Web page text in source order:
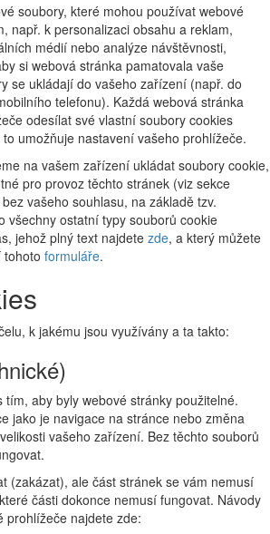
soubory, které mohou používat webové
např. k personalizaci obsahu a reklam,
médií nebo analýze návštěvnosti,
si webová stránka pamatovala vaše
se ukládají do vašeho zařízení (např. do
telefonu). Každá webová stránka
odesílat své vlastní soubory cookies
umožňuje nastavení vašeho prohlížeče.
na vašem zařízení ukládat soubory cookie,
pro provoz těchto stránek (viz sekce
vašeho souhlasu, na základě tzv.
všechny ostatní typy souborů cookie
jehož plný text najdete zde, a který můžete
tohoto formuláře.
k jakému jsou využívány a ta takto:
aby byly webové stránky použitelné.
jako je navigace na stránce nebo změna
vašeho zařízení. Bez těchto souborů
(zakázat), ale část stránek se vám nemusí
části dokonce nemusí fungovat. Návody
prohlížeče najdete zde: